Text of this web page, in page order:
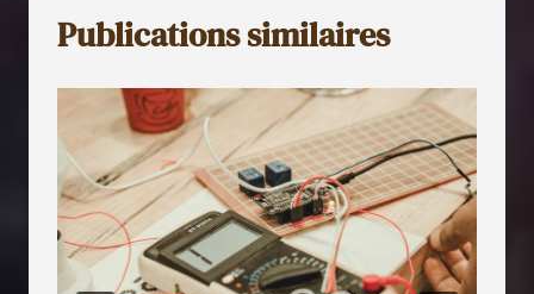
Publications similaires